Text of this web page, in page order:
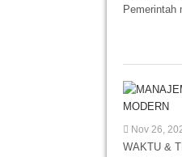
Pemerintah
Nov 26,
WAKTU &